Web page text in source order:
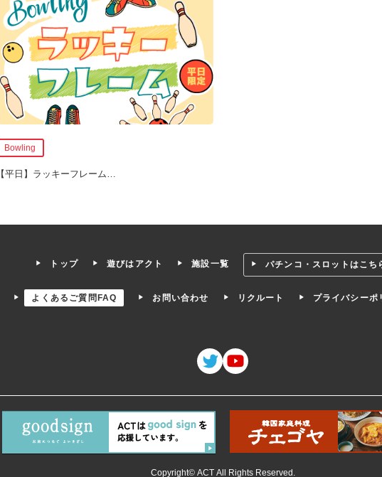
Bowling
【平日】ラッキーフレーム…
トップ 遊びはアクト 施設一覧 パチンコ・スロットはこち
よくあるご質問FAQ お問い合わせ リクルート プライバシーポ
Copyright© ACT All Rights Reserved.